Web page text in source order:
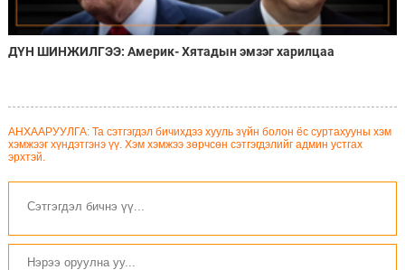
ДҮН ШИНЖИЛГЭЭ: Америк- Хятадын эмзэг харилцаа
АНХААРУУЛГА: Та сэтгэгдэл бичихдээ хууль зүйн болон ёс суртахууны хэм
хэмжээг хүндэтгэнэ үү. Хэм хэмжээ зөрчсөн сэтгэгдэлийг админ устгах
эрхтэй.